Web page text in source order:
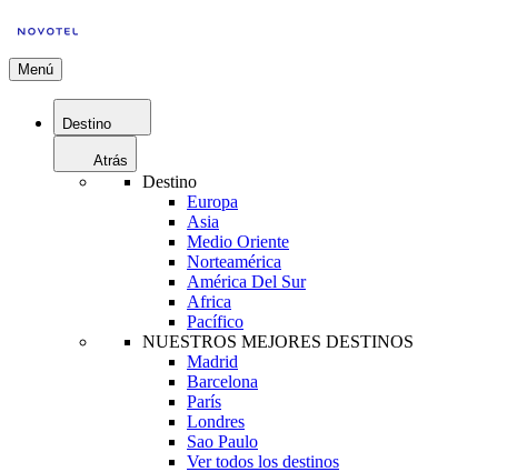
Menú
Destino
Atrás
Destino
Europa
Asia
Medio Oriente
Norteamérica
América Del Sur
Africa
Pacífico
NUESTROS MEJORES DESTINOS
Madrid
Barcelona
París
Londres
Sao Paulo
Ver todos los destinos